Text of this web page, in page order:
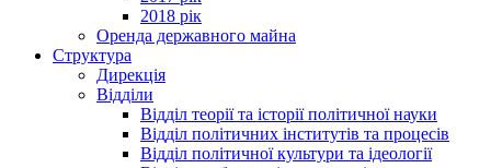
2018 рік
Оренда державного майна
Структура
Дирекція
Відділи
Відділ теорії та історії політичної науки
Відділ політичних інститутів та процесів
Відділ політичної культури та ідеології